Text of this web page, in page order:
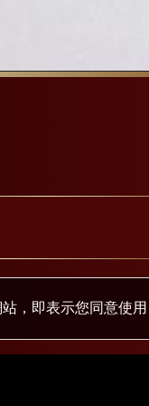
，即表示您同意使用